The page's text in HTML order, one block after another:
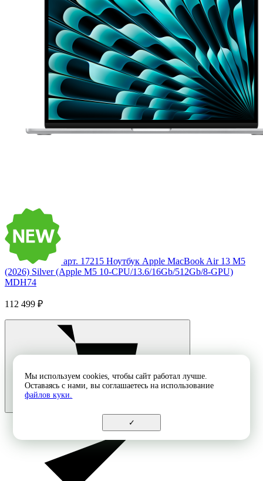
арт. 17215 Ноутбук Apple MacBook Air 13 M5
(2026) Silver (Apple M5 10-CPU/13.6/16Gb/512Gb/8-GPU)
MDH74
112 499 ₽
Мы используем cookies, чтобы сайт работал лучше.
Оставаясь с нами, вы соглашаетесь на использование
файлов куки.
✓